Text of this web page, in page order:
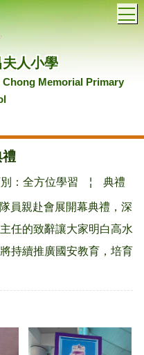
人小學
Memorial Primary
禮
：全方位學習 ¦ 典禮
員親赴會展開幕典禮，深
任的致辭讓大家明白高水
持續推廣國安教育，培育